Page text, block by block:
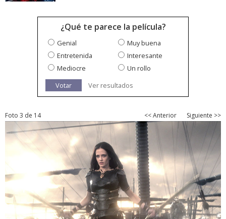
¿Qué te parece la película?
Genial
Muy buena
Entretenida
Interesante
Mediocre
Un rollo
Votar
Ver resultados
Foto 3 de 14 << Anterior Siguiente >>